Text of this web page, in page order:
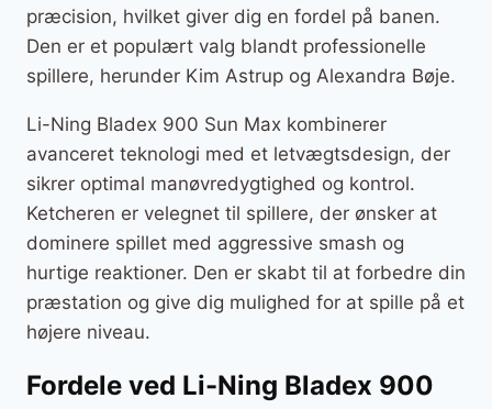
præcision, hvilket giver dig en fordel på banen.
Den er et populært valg blandt professionelle
spillere, herunder Kim Astrup og Alexandra Bøje.
Li-Ning Bladex 900 Sun Max kombinerer
avanceret teknologi med et letvægtsdesign, der
sikrer optimal manøvredygtighed og kontrol.
Ketcheren er velegnet til spillere, der ønsker at
dominere spillet med aggressive smash og
hurtige reaktioner. Den er skabt til at forbedre din
præstation og give dig mulighed for at spille på et
højere niveau.
Fordele ved Li-Ning Bladex 900